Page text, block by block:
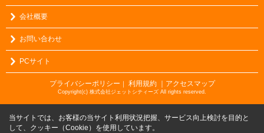
会社概要
お問い合わせ
PCサイト
プライバシーポリシー ｜ 利用規約 ｜アクセスマップ
Copyright(c) 株式会社ジェットシティーズ All rights reserved.
当サイトでは、お客様の当サイト利用状況把握、サービス向上検討を目的と
して、クッキー（Cookie）を使用しています。